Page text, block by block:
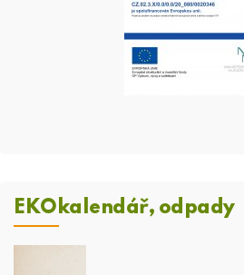
EKOkalendář, odpady